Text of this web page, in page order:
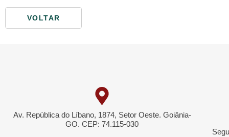
VOLTAR
Av. República do Líbano, 1874, Setor Oeste. Goiânia-
GO. CEP: 74.115-030